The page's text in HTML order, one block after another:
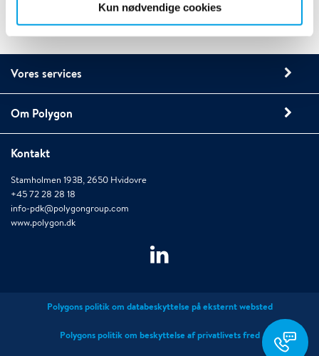
Kun nødvendige cookies
Vores services
Om Polygon
Kontakt
Stamholmen 193B, 2650 Hvidovre
+45 72 28 28 18
info-pdk@polygongroup.com
www.polygon.dk
Polygons politik om databeskyttelse på eksternt websted
Polygons politik om beskyttelse af privatlivets fred